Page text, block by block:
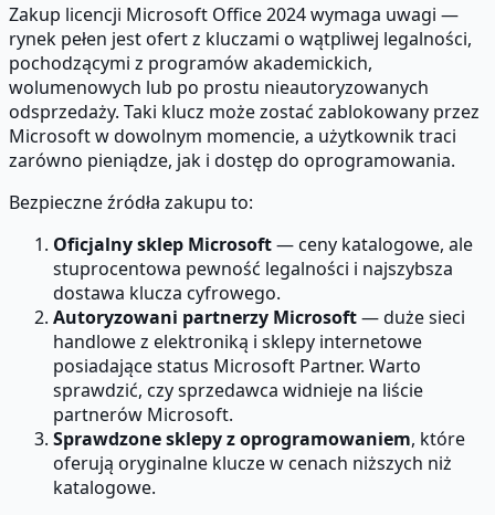
Zakup licencji Microsoft Office 2024 wymaga uwagi —
rynek pełen jest ofert z kluczami o wątpliwej legalności,
pochodzącymi z programów akademickich,
wolumenowych lub po prostu nieautoryzowanych
odsprzedaży. Taki klucz może zostać zablokowany przez
Microsoft w dowolnym momencie, a użytkownik traci
zarówno pieniądze, jak i dostęp do oprogramowania.
Bezpieczne źródła zakupu to:
Oficjalny sklep Microsoft— ceny katalogowe, ale
stuprocentowa pewność legalności i najszybsza
dostawa klucza cyfrowego.
Autoryzowani partnerzy Microsoft— duże sieci
handlowe z elektroniką i sklepy internetowe
posiadające status Microsoft Partner. Warto
sprawdzić, czy sprzedawca widnieje na liście
partnerów Microsoft.
Sprawdzone sklepy z oprogramowaniem, które
oferują oryginalne klucze w cenach niższych niż
katalogowe.